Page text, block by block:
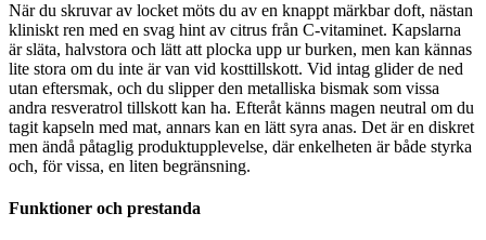
När du skruvar av locket möts du av en knappt märkbar doft, nästan
kliniskt ren med en svag hint av citrus från C-vitaminet. Kapslarna
är släta, halvstora och lätt att plocka upp ur burken, men kan kännas
lite stora om du inte är van vid kosttillskott. Vid intag glider de ned
utan eftersmak, och du slipper den metalliska bismak som vissa
andra resveratrol tillskott kan ha. Efteråt känns magen neutral om du
tagit kapseln med mat, annars kan en lätt syra anas. Det är en diskret
men ändå påtaglig produktupplevelse, där enkelheten är både styrka
och, för vissa, en liten begränsning.
Funktioner och prestanda